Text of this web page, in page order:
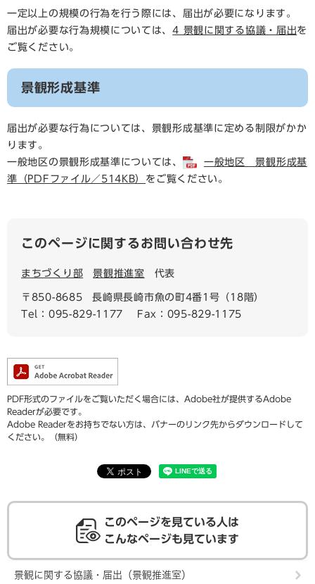
一定以上の規模の行為を行う際には、届出が必要になります。
届出が必要な行為規模については、4 景観に関する協議・届出を
ご覧ください。
景観形成基準
届出が必要な行為については、景観形成基準に定める制限がかか
ります。
一般地区の景観形成基準については、
一般地区 景観形成基
準（PDFファイル／514KB） をご覧ください。
このページに関するお問い合わせ先
まちづくり部 景観推進室 代表
〒850-8685
長崎県長崎市魚の町4番1号（18階）
Tel：095-829-1177
Fax：095-829-1175
PDF形式のファイルをご覧いただく場合には、Adobe社が提供するAdobe
Readerが必要です。
Adobe Readerをお持ちでない方は、バナーのリンク先からダウンロードして
ください。（無料）
このページを見ている人は
こんなページも見ています
景観に関する協議・届出（景観推進室）